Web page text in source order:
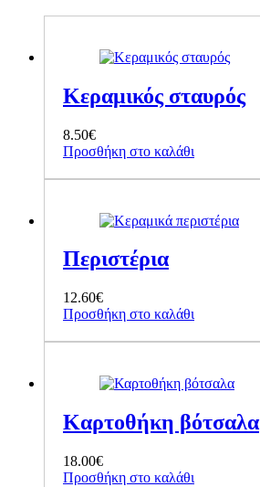
Κεραμικός σταυρός
8.50€
Προσθήκη στο καλάθι
Περιστέρια
12.60€
Προσθήκη στο καλάθι
Καρτοθήκη βότσαλα
18.00€
Προσθήκη στο καλάθι